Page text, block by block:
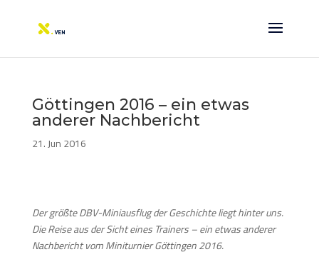
Göttingen 2016 – ein etwas
anderer Nachbericht
21. Jun 2016
Der größte DBV-Miniausflug der Geschichte liegt hinter uns.
Die Reise aus der Sicht eines Trainers – ein etwas anderer
Nachbericht vom Miniturnier Göttingen 2016.